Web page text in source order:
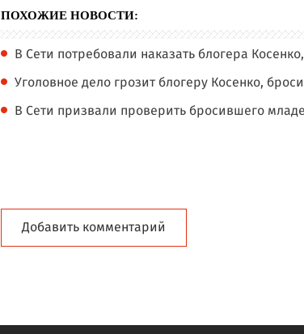
ПОХОЖИЕ НОВОСТИ:
В Сети потребовали наказать блогера
Уголовное дело грозит блогеру Косенко,
В Сети призвали проверить бросившего
Добавить комментарий